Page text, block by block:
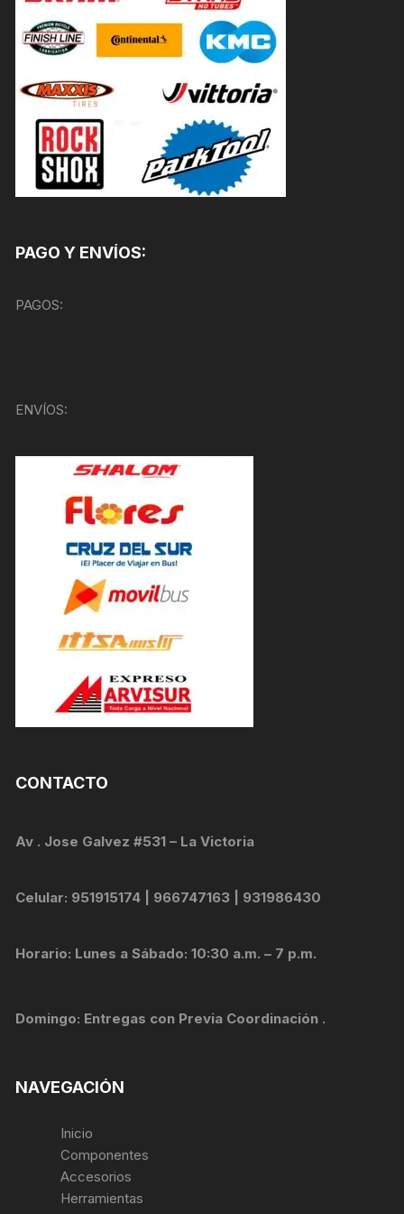
PAGO Y ENVÍOS:
PAGOS:
ENVÍOS:
CONTACTO
Av . Jose Galvez #531 – La Victoria
Celular: 951915174 | 966747163 | 931986430
Horario: Lunes a Sábado: 10:30 a.m. – 7 p.m.
Domingo: Entregas con Previa Coordinación .
NAVEGACIÓN
Inicio
Componentes
Accesorios
Herramientas